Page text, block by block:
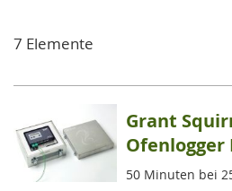
7 Elemente
Grant
Ofenlogger
50 Minuten bei